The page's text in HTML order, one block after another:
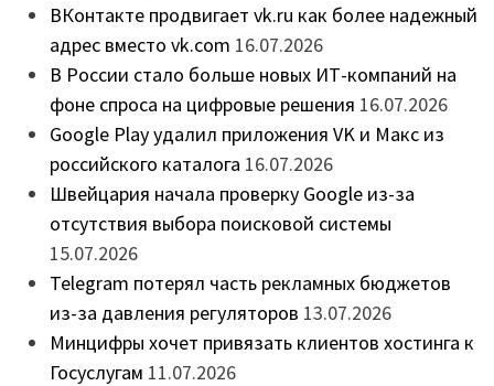
ВКонтакте продвигает vk.ru как более надежный
адрес вместо vk.com 16.07.2026
В России стало больше новых ИТ-компаний на
фоне спроса на цифровые решения 16.07.2026
Google Play удалил приложения VK и Макс из
российского каталога 16.07.2026
Швейцария начала проверку Google из-за
отсутствия выбора поисковой системы
15.07.2026
Telegram потерял часть рекламных бюджетов
из-за давления регуляторов 13.07.2026
Минцифры хочет привязать клиентов хостинга к
Госуслугам 11.07.2026